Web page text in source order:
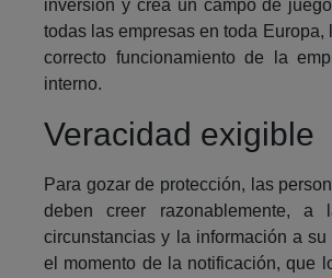
inversión y crea un campo de
todas las empresas en toda Europa,
correcto funcionamiento de la
interno.
Veracidad exigible
Para gozar de protección, las
deben creer razonablemente,
circunstancias y la información a
el momento de la notificación, que